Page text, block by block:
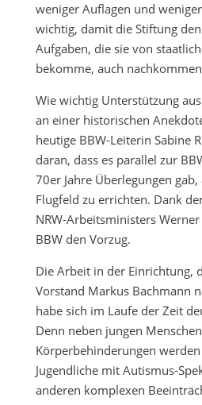
weniger Auflagen und
wichtig, damit die Stiftung
Aufgaben, die sie von
bekomme, auch
Wie wichtig Unterstützung
an einer historischen
heutige BBW-Leiterin Sabine
daran, dass es parallel zur
70er Jahre Überlegungen
Flugfeld zu errichten. Dank
NRW-Arbeitsministers
BBW den Vorzug.
Die Arbeit in der Einrichtung,
Vorstand Markus Bachmann
habe sich im Laufe der Zeit
Denn neben jungen
Körperbehinderungen
Jugendliche mit Autismus-
anderen komplexen